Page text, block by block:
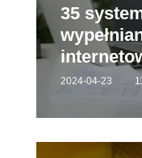
35
2024-04-23